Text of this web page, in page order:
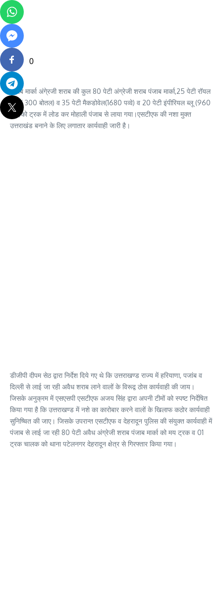
0
पंजाब मार्का अंगे्रजी शराब की कुल 80 पेटी अंग्रेजी शराब पंजाब मार्का,25 पेटी रॉयल
स्टैग( 300 बोतल) व 35 पेटी मैकडोवेल(1680 पव्वे) व 20 पेटी इंपीरियल ब्लू (960
पव्वे)को ट्रक में लोड कर मोहाली पंजाब से लाया गया।एसटीएफ की नशा मुक्त
उत्तराखंड बनाने के लिए लगातार कार्यवाही जारी है।
डीजीपी दीपम सेठ द्वारा निर्देश दिये गए थे कि उत्तराखण्ड राज्य में हरियाणा, पजांब व
दिल्ली से लाई जा रही अवैध शराब लाने वालों के विरूद्व ठोस कार्यवाही की जाय।
जिसके अनुक्रम में एसएसपी एसटीएफ अजय सिंह द्वारा अपनी टीमों को स्पष्ट निर्देषित
किया गया है कि उत्तराखण्ड में नशे का कारोबार करने वालों के खिलाफ कठोर कार्यवाही
सुनिष्चित की जाए। जिसके उपरान्त एसटीएफ व देहरादून पुलिस की संयुक्त कार्यवाही में
पंजाब से लाई जा रही 80 पेटी अवैध अंग्रेजी शराब पंजाब मार्का को मय ट्रक व 01
ट्रक चालक को थाना पटेलनगर देहरादून क्षेत्र से गिरफ्तार किया गया।